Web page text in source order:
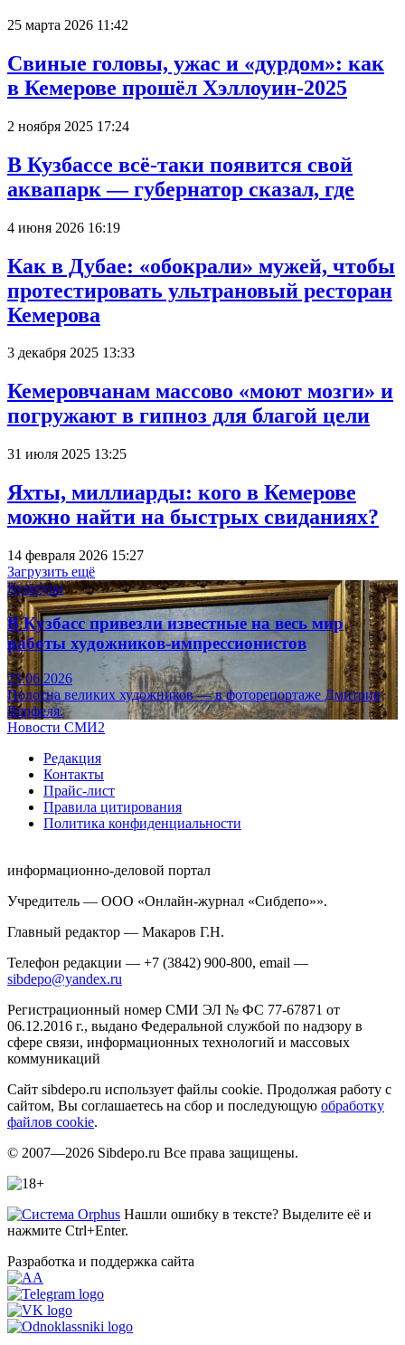
25 марта 2026 11:42
Свиные головы, ужас и «дурдом»: как
в Кемерове прошёл Хэллоуин-2025
2 ноября 2025 17:24
В Кузбассе всё-таки появится свой
аквапарк — губернатор сказал, где
4 июня 2026 16:19
Как в Дубае: «обокрали» мужей, чтобы
протестировать ультрановый ресторан
Кемерова
3 декабря 2025 13:33
Кемеровчанам массово «моют мозги» и
погружают в гипноз для благой цели
31 июля 2025 13:25
Яхты, миллиарды: кого в Кемерове
можно найти на быстрых свиданиях?
14 февраля 2026 15:27
Загрузить ещё
Культура
В Кузбасс привезли известные на весь мир
работы художников-импрессионистов
23.06.2026
Полотна великих художников — в фоторепортаже Дмитрия
Верфеля.
Новости СМИ2
Редакция
Контакты
Прайс-лист
Правила цитирования
Политика конфиденциальности
информационно-деловой портал
Учредитель — ООО «Онлайн-журнал «Сибдепо»».
Главный редактор — Макаров Г.Н.
Телефон редакции — +7 (3842) 900-800, email —
sibdepo@yandex.ru
Регистрационный номер СМИ ЭЛ № ФС 77-67871 от
06.12.2016 г., выдано Федеральной службой по надзору в
сфере связи, информационных технологий и массовых
коммуникаций
Сайт sibdepo.ru использует файлы cookie. Продолжая работу с
сайтом, Вы соглашаетесь на сбор и последующую обработку
файлов cookie.
© 2007—2026 Sibdepo.ru Все права защищены.
Нашли ошибку в тексте? Выделите её и
нажмите Ctrl+Enter.
Разработка и поддержка сайта